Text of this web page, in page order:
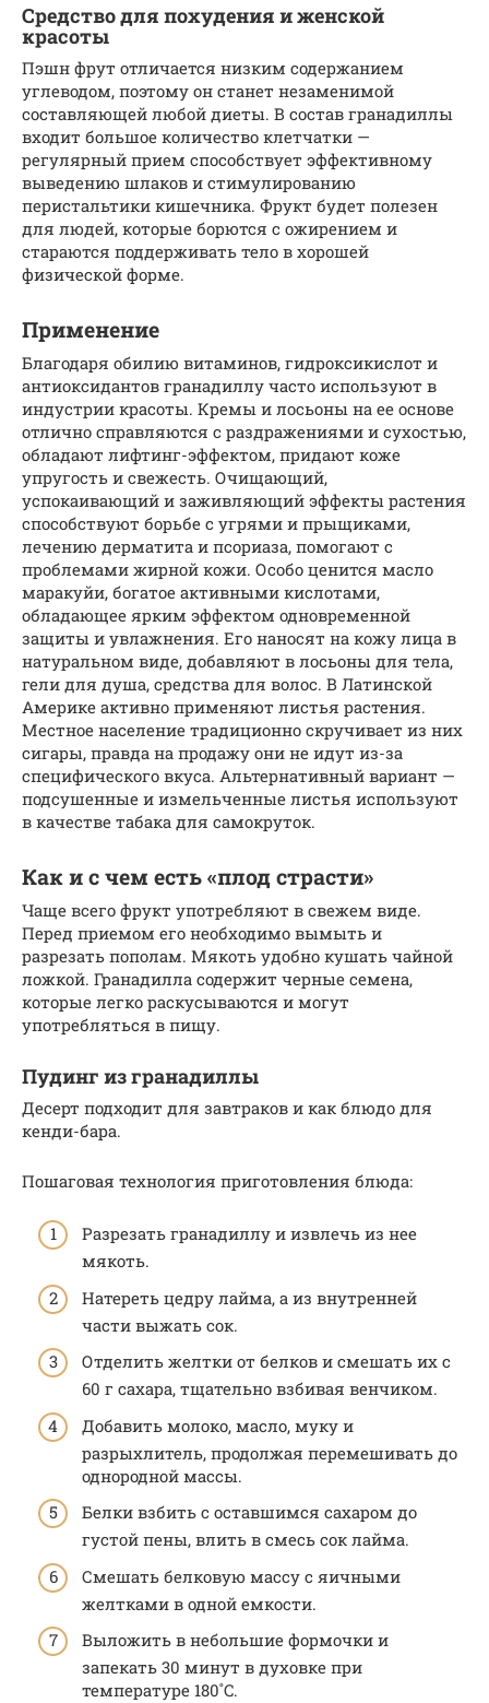
Средство для похудения и женской
красоты
Пэшн фрут отличается низким содержанием
углеводом, поэтому он станет незаменимой
составляющей любой диеты. В состав гранадиллы
входит большое количество клетчатки —
регулярный прием способствует эффективному
выведению шлаков и стимулированию
перистальтики кишечника. Фрукт будет полезен
для людей, которые борются с ожирением и
стараются поддерживать тело в хорошей
физической форме.
Применение
Благодаря обилию витаминов, гидроксикислот и
антиоксидантов гранадиллу часто используют в
индустрии красоты. Кремы и лосьоны на ее основе
отлично справляются с раздражениями и сухостью,
обладают лифтинг-эффектом, придают коже
упругость и свежесть. Очищающий,
успокаивающий и заживляющий эффекты растения
способствуют борьбе с угрями и прыщиками,
лечению дерматита и псориаза, помогают с
проблемами жирной кожи. Особо ценится масло
маракуйи, богатое активными кислотами,
обладающее ярким эффектом одновременной
защиты и увлажнения. Его наносят на кожу лица в
натуральном виде, добавляют в лосьоны для тела,
гели для душа, средства для волос. В Латинской
Америке активно применяют листья растения.
Местное население традиционно скручивает из них
сигары, правда на продажу они не идут из-за
специфического вкуса. Альтернативный вариант —
подсушенные и измельченные листья используют
в качестве табака для самокруток.
Как и с чем есть «плод страсти»
Чаще всего фрукт употребляют в свежем виде.
Перед приемом его необходимо вымыть и
разрезать пополам. Мякоть удобно кушать чайной
ложкой. Гранадилла содержит черные семена,
которые легко раскусываются и могут
употребляться в пищу.
Пудинг из гранадиллы
Десерт подходит для завтраков и как блюдо для
кенди-бара.
Пошаговая технология приготовления блюда:
Разрезать гранадиллу и извлечь из нее
мякоть.
Натереть цедру лайма, а из внутренней
части выжать сок.
Отделить желтки от белков и смешать их с
60 г сахара, тщательно взбивая венчиком.
Добавить молоко, масло, муку и
разрыхлитель, продолжая перемешивать до
однородной массы.
Белки взбить с оставшимся сахаром до
густой пены, влить в смесь сок лайма.
Смешать белковую массу с яичными
желтками в одной емкости.
Выложить в небольшие формочки и
запекать 30 минут в духовке при
температуре 180˚C.